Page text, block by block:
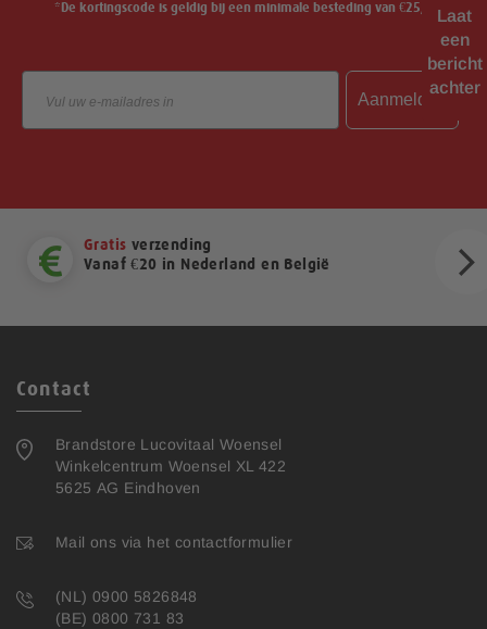
*De kortingscode is geldig bij een minimale besteding van €25,-.
Aanmelden
Gratis verzending
Vanaf €20 in Nederland en België
Contact
Brandstore Lucovitaal Woensel
Winkelcentrum Woensel XL 422
5625 AG Eindhoven
Mail ons via het contactformulier
(NL) 0900 5826848
(BE) 0800 731 83
Laat
een
bericht
achter